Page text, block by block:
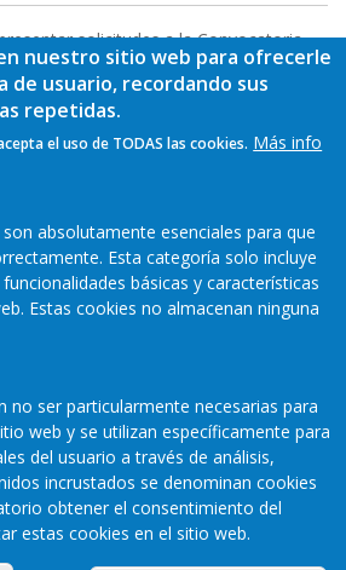
solicitudes a la Convocatoria
a las inversiones para empresas
de resultados y conclusiones del
en la Comarca Oscos-Eo”
Mapa web
Aviso legal
de privacidad
Cookies
nuestro sitio web para ofrecerle
de usuario, recordando sus
repetidas.
el uso de TODAS las cookies. Más info
absolutamente esenciales para que
Esta categoría solo incluye
básicas y características
Estas cookies no almacenan ninguna
no ser particularmente necesarias para
web y se utilizan específicamente para
del usuario a través de análisis,
incrustados se denominan cookies
obtener el consentimiento del
estas cookies en el sitio web.